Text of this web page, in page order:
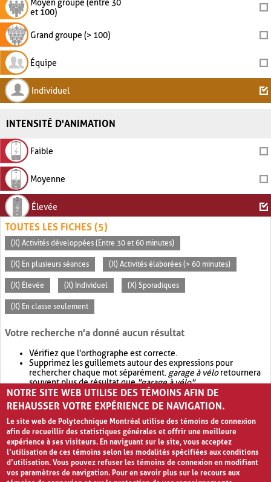
Moyen groupe (entre 30
et 100)
Grand groupe (> 100)
Équipe
Individuel
INTENSITÉ D'ANIMATION
Faible
Moyenne
Élevée
TOUTES LES FICHES (5)
(X) Activités développées (Entre 30 et 60 minutes)
(X) En plusieurs séances (X) Activités élaborées (> 60 minutes)
(X) Élevée (X) Individuel (X) Sporadiques
(X) En classe seulement
Votre recherche n'a donné aucun résultat
Vérifiez que l'orthographe est correcte.
Supprimez les guillemets autour des expressions pour
rechercher chaque mot séparément. garage à véloretournera
souvent plus de résultat que"garage à vélo".
Envisagez d'élargir votre recherche avec OR.garage OR vélo
retournera souvent plus de résultat quegarage à vélo
NOTRE SITE WEB UTILISE DES TÉMOINS AFIN DE
REHAUSSER VOTRE EXPÉRIENCE DE NAVIGATION.
Le site web de Polytechnique Montréal utilise des témoins de connexion
afin de recueillir des statistiques générales et offrir une meilleure
expérience à ses visiteurs. En naviguant sur le site, vous acceptez
l’utilisation de ces témoins selon les modalités spécifiées aux conditions
d’utilisation. Vous pouvez refuser les témoins de connexion en modifiant
vos paramètres de navigation. Pour en savoir plus sur le recours aux